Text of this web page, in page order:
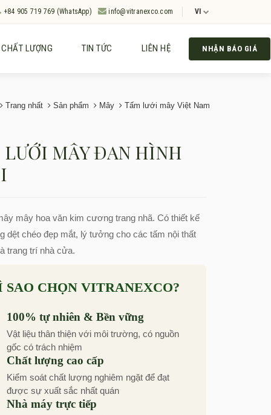
+84 905 719 769 (WhatsApp) info@vitranexco.com VI
CHẤT LƯỢNG TIN TỨC LIÊN HỆ NHẬN BÁO GIÁ
Trang nhất Sản phẩm Mây Tấm lưới mây Việt Nam
MÂY ĐAN HÌNH
mây hoa văn kim cương trang nhã. Có thiết kế
dệt chéo đẹp mắt, lý tưởng cho các tấm nội thất
trang trí nhà cửa.
SAO CHỌN VITRANEXCO?
100% tự nhiên & Bền vững
Vật liệu thân thiện với môi trường, có nguồn
gốc có trách nhiệm
Chất lượng cao cấp
Kiểm soát chất lượng nghiêm ngặt để đạt
được sự xuất sắc nhất quán
Nhà máy trực tiếp